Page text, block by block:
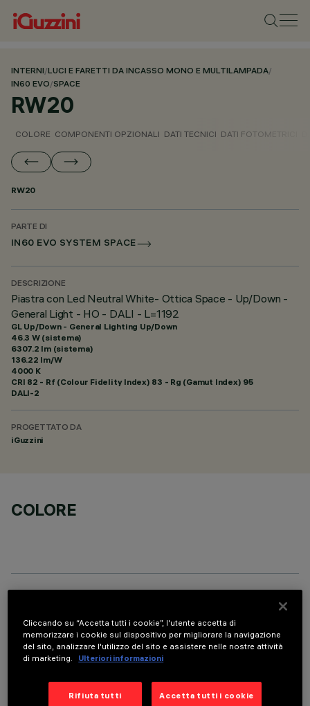
INTERNI/LUCI E FARETTI DA INCASSO MONO E MULTILAMPADA/
IN60 EVO/SPACE
RW20
COLORE COMPONENTI OPZIONALI DATI TECNICI DATI FOTOMETRICI
RW20
PARTE DI
IN60 EVO SYSTEM SPACE
DESCRIZIONE
Piastra con Led Neutral White- Ottica Space - Up/Down -
General Light - HO - DALI - L=1192
GL Up/Down - General Lighting Up/Down
46.3 W (sistema)
6307.2 lm (sistema)
136.22 lm/W
4000 K
CRI 82 - Rf (Colour Fidelity Index) 83 - Rg (Gamut Index) 95
DALI-2
PROGETTATO DA
iGuzzini
COLORE
Cliccando su “Accetta tutti i cookie”, l'utente accetta di
memorizzare i cookie sul dispositivo per migliorare la navigazione
del sito, analizzare l'utilizzo del sito e assistere nelle nostre attività
di marketing.
Ulteriori informazioni
Rifiuta tutti Accetta tutti i cookie